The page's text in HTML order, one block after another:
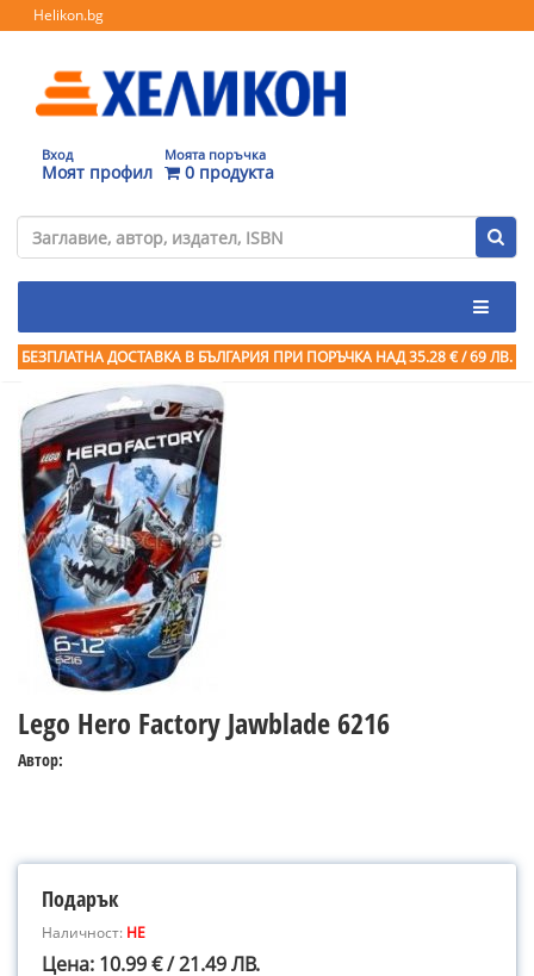
Helikon.bg
Вход
Моят профил
Моята поръчка
0 продукта
БЕЗПЛАТНА ДОСТАВКА В БЪЛГАРИЯ ПРИ ПОРЪЧКА НАД 35.28 € / 69 ЛВ.
Lego Hero Factory Jawblade 6216
Автор:
Подарък
Наличност: НЕ
Цена: 10.99 € / 21.49 ЛВ.